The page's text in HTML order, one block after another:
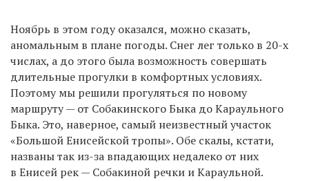
Ноябрь в этом году оказался, можно сказать,
аномальным в плане погоды. Снег лег только в 20-х
числах, а до этого была возможность совершать
длительные прогулки в комфортных условиях.
Поэтому мы решили прогуляться по новому
маршруту — от Собакинского Быка до Караульного
Быка. Это, наверное, самый неизвестный участок
«Большой Енисейской тропы». Обе скалы, кстати,
названы так из-за впадающих недалеко от них
в Енисей рек — Собакиной речки и Караульной.